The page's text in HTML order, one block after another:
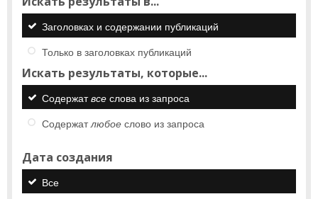
Заголовках и содержании публикаций
Только в заголовках публикаций
Искать результаты, которые...
Содержатвсе слова из запроса
Содержатлюбое слово из запроса
Дата создания
Все